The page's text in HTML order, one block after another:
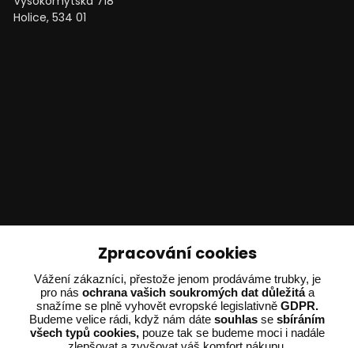
Holice, 534 01
Ing. Adam Dvořák
+420 602 234 254
(Po-Pá 8:00 - 15:00)
potrebujiporadit@dvorak-karlik.cz
Zpracování cookies
Vážení zákazníci, přestože jenom prodáváme trubky, je
pro nás ochrana vašich soukromých dat důležitáa
snažíme se plně vyhovět evropské legislativně GDPR.
Budeme velice rádi, když nám dáte souhlas se sbíráním
všech typů cookies,pouze tak se budeme moci i nadále